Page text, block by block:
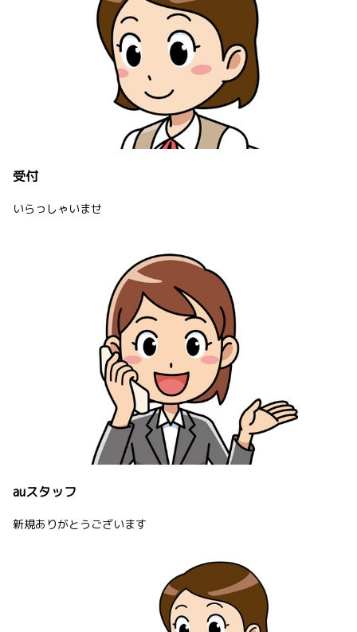
受付
いらっしゃいませ
auスタッフ
新規ありがとうございます